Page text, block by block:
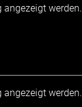
werden.
werden.